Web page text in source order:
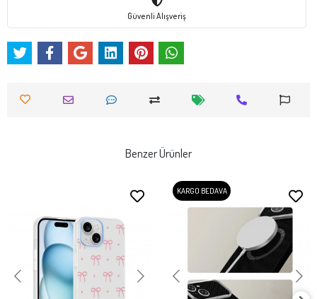
Güvenli Alışveriş
Benzer Ürünler
KARGO BEDAVA